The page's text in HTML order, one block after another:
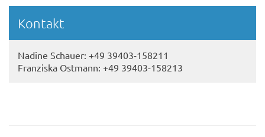
Kontakt
Nadine Schauer: +49 39403-158211
Franziska Ostmann: +49 39403-158213